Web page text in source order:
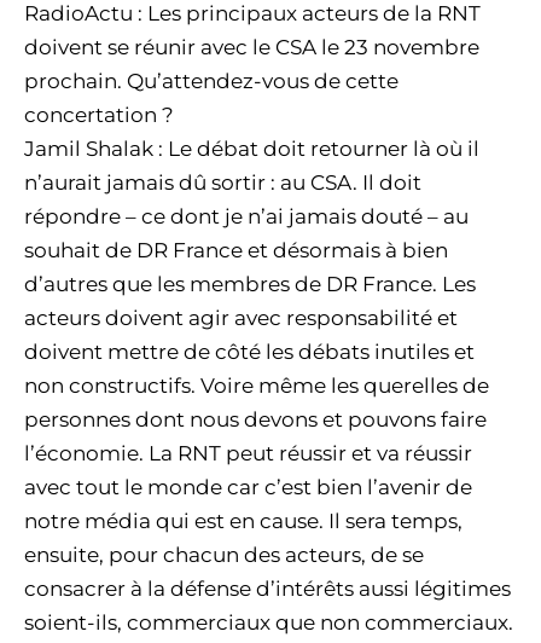
RadioActu : Les principaux acteurs de la RNT
doivent se réunir avec le CSA le 23 novembre
prochain. Qu’attendez-vous de cette
concertation ?
Jamil Shalak : Le débat doit retourner là où il
n’aurait jamais dû sortir : au CSA. Il doit
répondre – ce dont je n’ai jamais douté – au
souhait de DR France et désormais à bien
d’autres que les membres de DR France. Les
acteurs doivent agir avec responsabilité et
doivent mettre de côté les débats inutiles et
non constructifs. Voire même les querelles de
personnes dont nous devons et pouvons faire
l’économie. La RNT peut réussir et va réussir
avec tout le monde car c’est bien l’avenir de
notre média qui est en cause. Il sera temps,
ensuite, pour chacun des acteurs, de se
consacrer à la défense d’intérêts aussi légitimes
soient-ils, commerciaux que non commerciaux.